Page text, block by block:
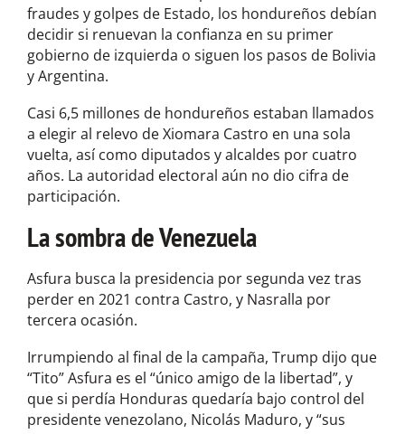
fraudes y golpes de Estado, los hondureños debían
decidir si renuevan la confianza en su primer
gobierno de izquierda o siguen los pasos de Bolivia
y Argentina.
Casi 6,5 millones de hondureños estaban llamados
a elegir al relevo de Xiomara Castro en una sola
vuelta, así como diputados y alcaldes por cuatro
años. La autoridad electoral aún no dio cifra de
participación.
La sombra de Venezuela
Asfura busca la presidencia por segunda vez tras
perder en 2021 contra Castro, y Nasralla por
tercera ocasión.
Irrumpiendo al final de la campaña, Trump dijo que
“Tito” Asfura es el “único amigo de la libertad”, y
que si perdía Honduras quedaría bajo control del
presidente venezolano, Nicolás Maduro, y “sus